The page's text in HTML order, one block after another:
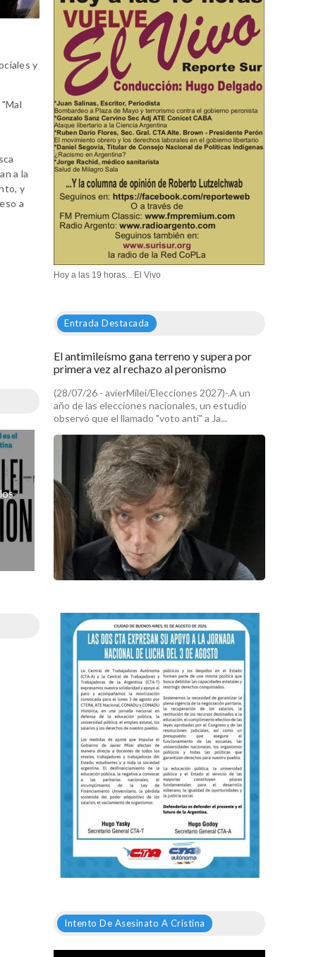
y
a la
y
a
Hoy a las 19 horas... El Vivo
Entrada Destacada
El antimileísmo gana terreno y supera por
primera vez al rechazo al peronismo
(28/07/26 - avierMilei/Elecciones 2027)-.A un
año de las elecciones nacionales, un estudio
observó que el llamado "voto anti" a Ja...
Intento De Asesinato A Cristina